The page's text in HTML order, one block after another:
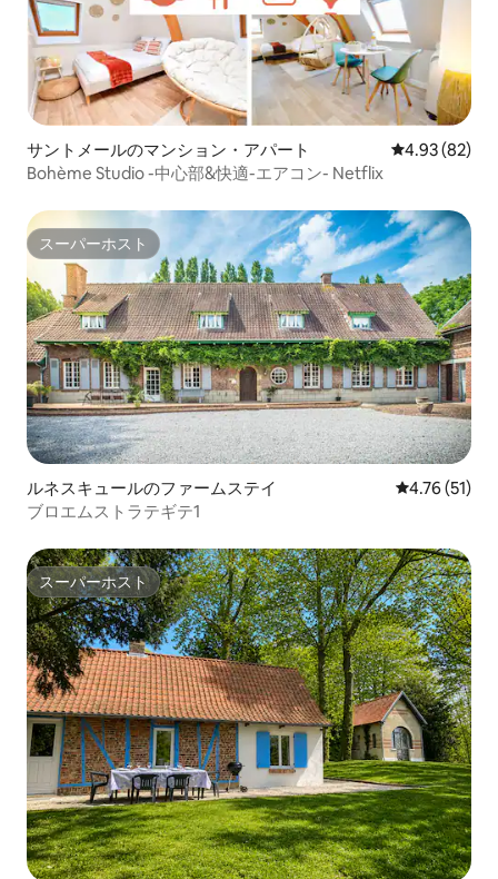
サントメールのマンション・アパート レビュー82
4.93 (82)
Bohème Studio -中心部&快適-エアコン- Netflix
スーパーホスト
スーパーホスト
ルネスキュールのファームステイ レビュー51
4.76 (51)
ブロエムストラテギテ1
スーパーホスト
スーパーホスト